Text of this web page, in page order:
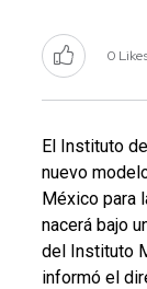
0
El Instituto
nuevo
México para
nacerá bajo
del Instituto
informó el